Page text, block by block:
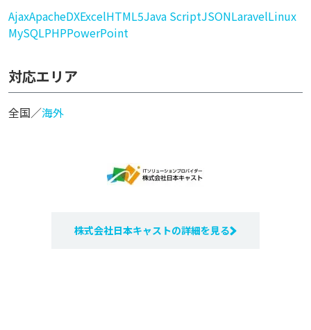
AjaxApacheDXExcelHTML5Java ScriptJSONLaravelLinux
MySQLPHPPowerPoint
対応エリア
全国／海外
株式会社日本キャストの詳細を見る